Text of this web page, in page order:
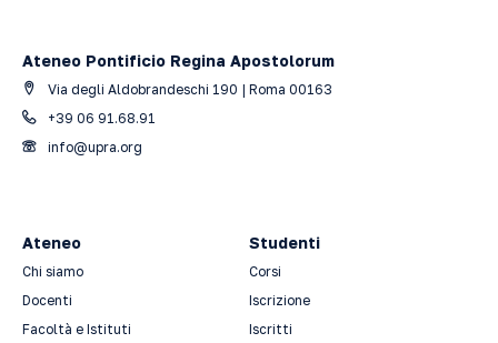
Ateneo Pontificio Regina Apostolorum
Via degli Aldobrandeschi 190 | Roma 00163
+39 06 91.68.91
info@upra.org
Ateneo
Chi siamo
Docenti
Facoltà e Istituti
Studenti
Corsi
Iscrizione
Iscritti